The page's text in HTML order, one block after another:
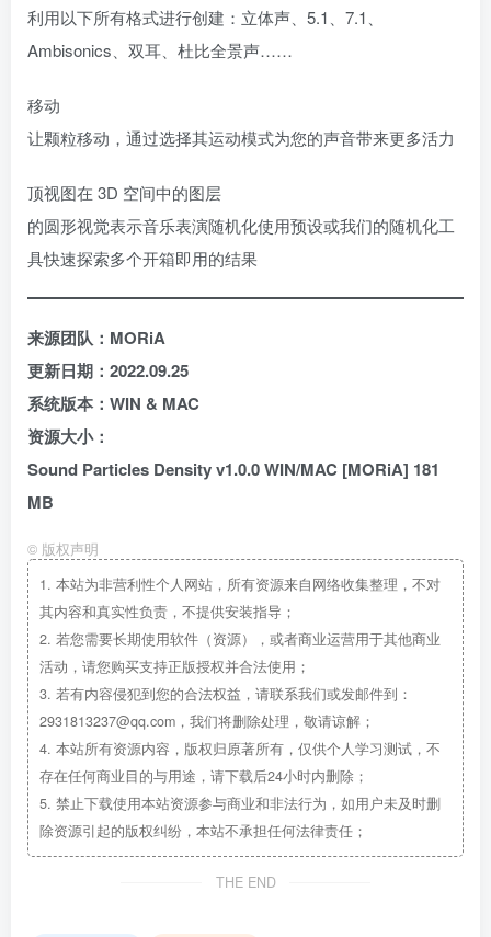
利用以下所有格式进行创建：立体声、5.1、7.1、
Ambisonics、双耳、杜比全景声……
移动
让颗粒移动，通过选择其运动模式为您的声音带来更多活力
顶视图在 3D 空间中的图层
的圆形视觉表示音乐表演随机化使用预设或我们的随机化工
具快速探索多个开箱即用的结果
来源团队：MORiA
更新日期：2022.09.25
系统版本：WIN & MAC
资源大小：
Sound Particles Density v1.0.0 WIN/MAC [MORiA] 181
MB
© 版权声明
1. 本站为非营利性个人网站，所有资源来自网络收集整理，不对
其内容和真实性负责，不提供安装指导；
2. 若您需要长期使用软件（资源），或者商业运营用于其他商业
活动，请您购买支持正版授权并合法使用；
3. 若有内容侵犯到您的合法权益，请联系我们或发邮件到：
2931813237@qq.com，我们将删除处理，敬请谅解；
4. 本站所有资源内容，版权归原著所有，仅供个人学习测试，不
存在任何商业目的与用途，请下载后24小时内删除；
5. 禁止下载使用本站资源参与商业和非法行为，如用户未及时删
除资源引起的版权纠纷，本站不承担任何法律责任；
THE END